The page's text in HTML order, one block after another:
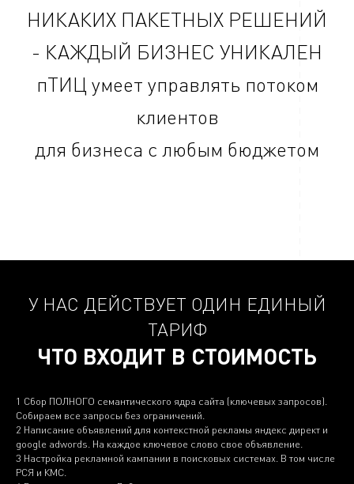
НИКАКИХ ПАКЕТНЫХ РЕШЕНИЙ
- КАЖДЫЙ БИЗНЕС УНИКАЛЕН
пТИЦ умеет управлять потоком
клиентов
для бизнеса с любым бюджетом
У НАС ДЕЙСТВУЕТ ОДИН ЕДИНЫЙ
ТАРИФ
ЧТО ВХОДИТ В СТОИМОСТЬ
1 Сбор ПОЛНОГО семантического ядра сайта (ключевых запросов).
Собираем все запросы без ограничений.
2 Написание объявлений для контекстной рекламы яндекс директ и
google adwords. На каждое ключевое слово свое объявление.
3 Настройка рекламной кампании в поисковых системах. В том числе
РСЯ и КМС.